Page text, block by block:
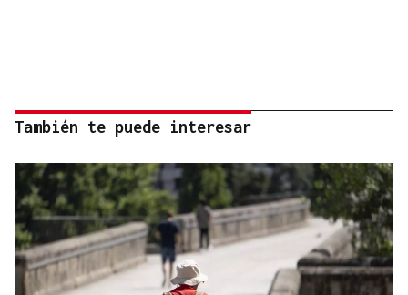
También te puede interesar